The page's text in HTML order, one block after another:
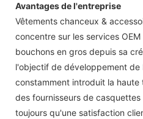
Avantages de l'entreprise
Vêtements chanceux &
concentre sur les services
bouchons en gros depuis sa
l'objectif de développement de
constamment introduit la
des fournisseurs de
toujours qu'une satisfaction